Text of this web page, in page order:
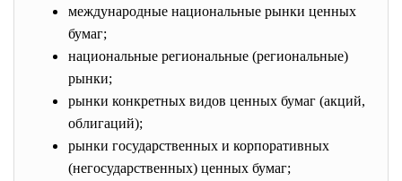
международные национальные рынки ценных
бумаг;
национальные региональные (региональные)
рынки;
рынки конкретных видов ценных бумаг (акций,
облигаций);
рынки государственных и корпоративных
(негосударственных) ценных бумаг;